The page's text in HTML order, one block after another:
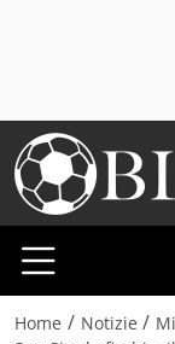
Home / Notizie /